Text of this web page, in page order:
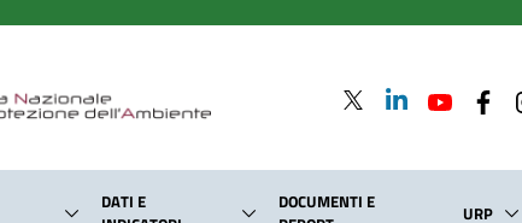
DATI E
DOCUMENTI E
URP